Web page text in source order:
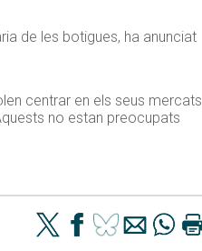
de les botigues, ha anunciat
centrar en els seus mercats
no estan preocupats